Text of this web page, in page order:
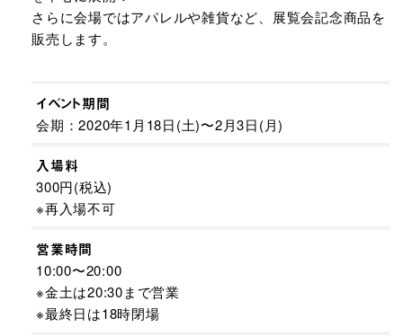
さらに会場ではアパレルや雑貨など、展覧会記念商品を
販売します。
イベント期間
会期：2020年1月18日(土)〜2月3日(月)
入場料
300円(税込)
※再入場不可
営業時間
10:00〜20:00
※金土は20:30まで営業
※最終日は18時閉場